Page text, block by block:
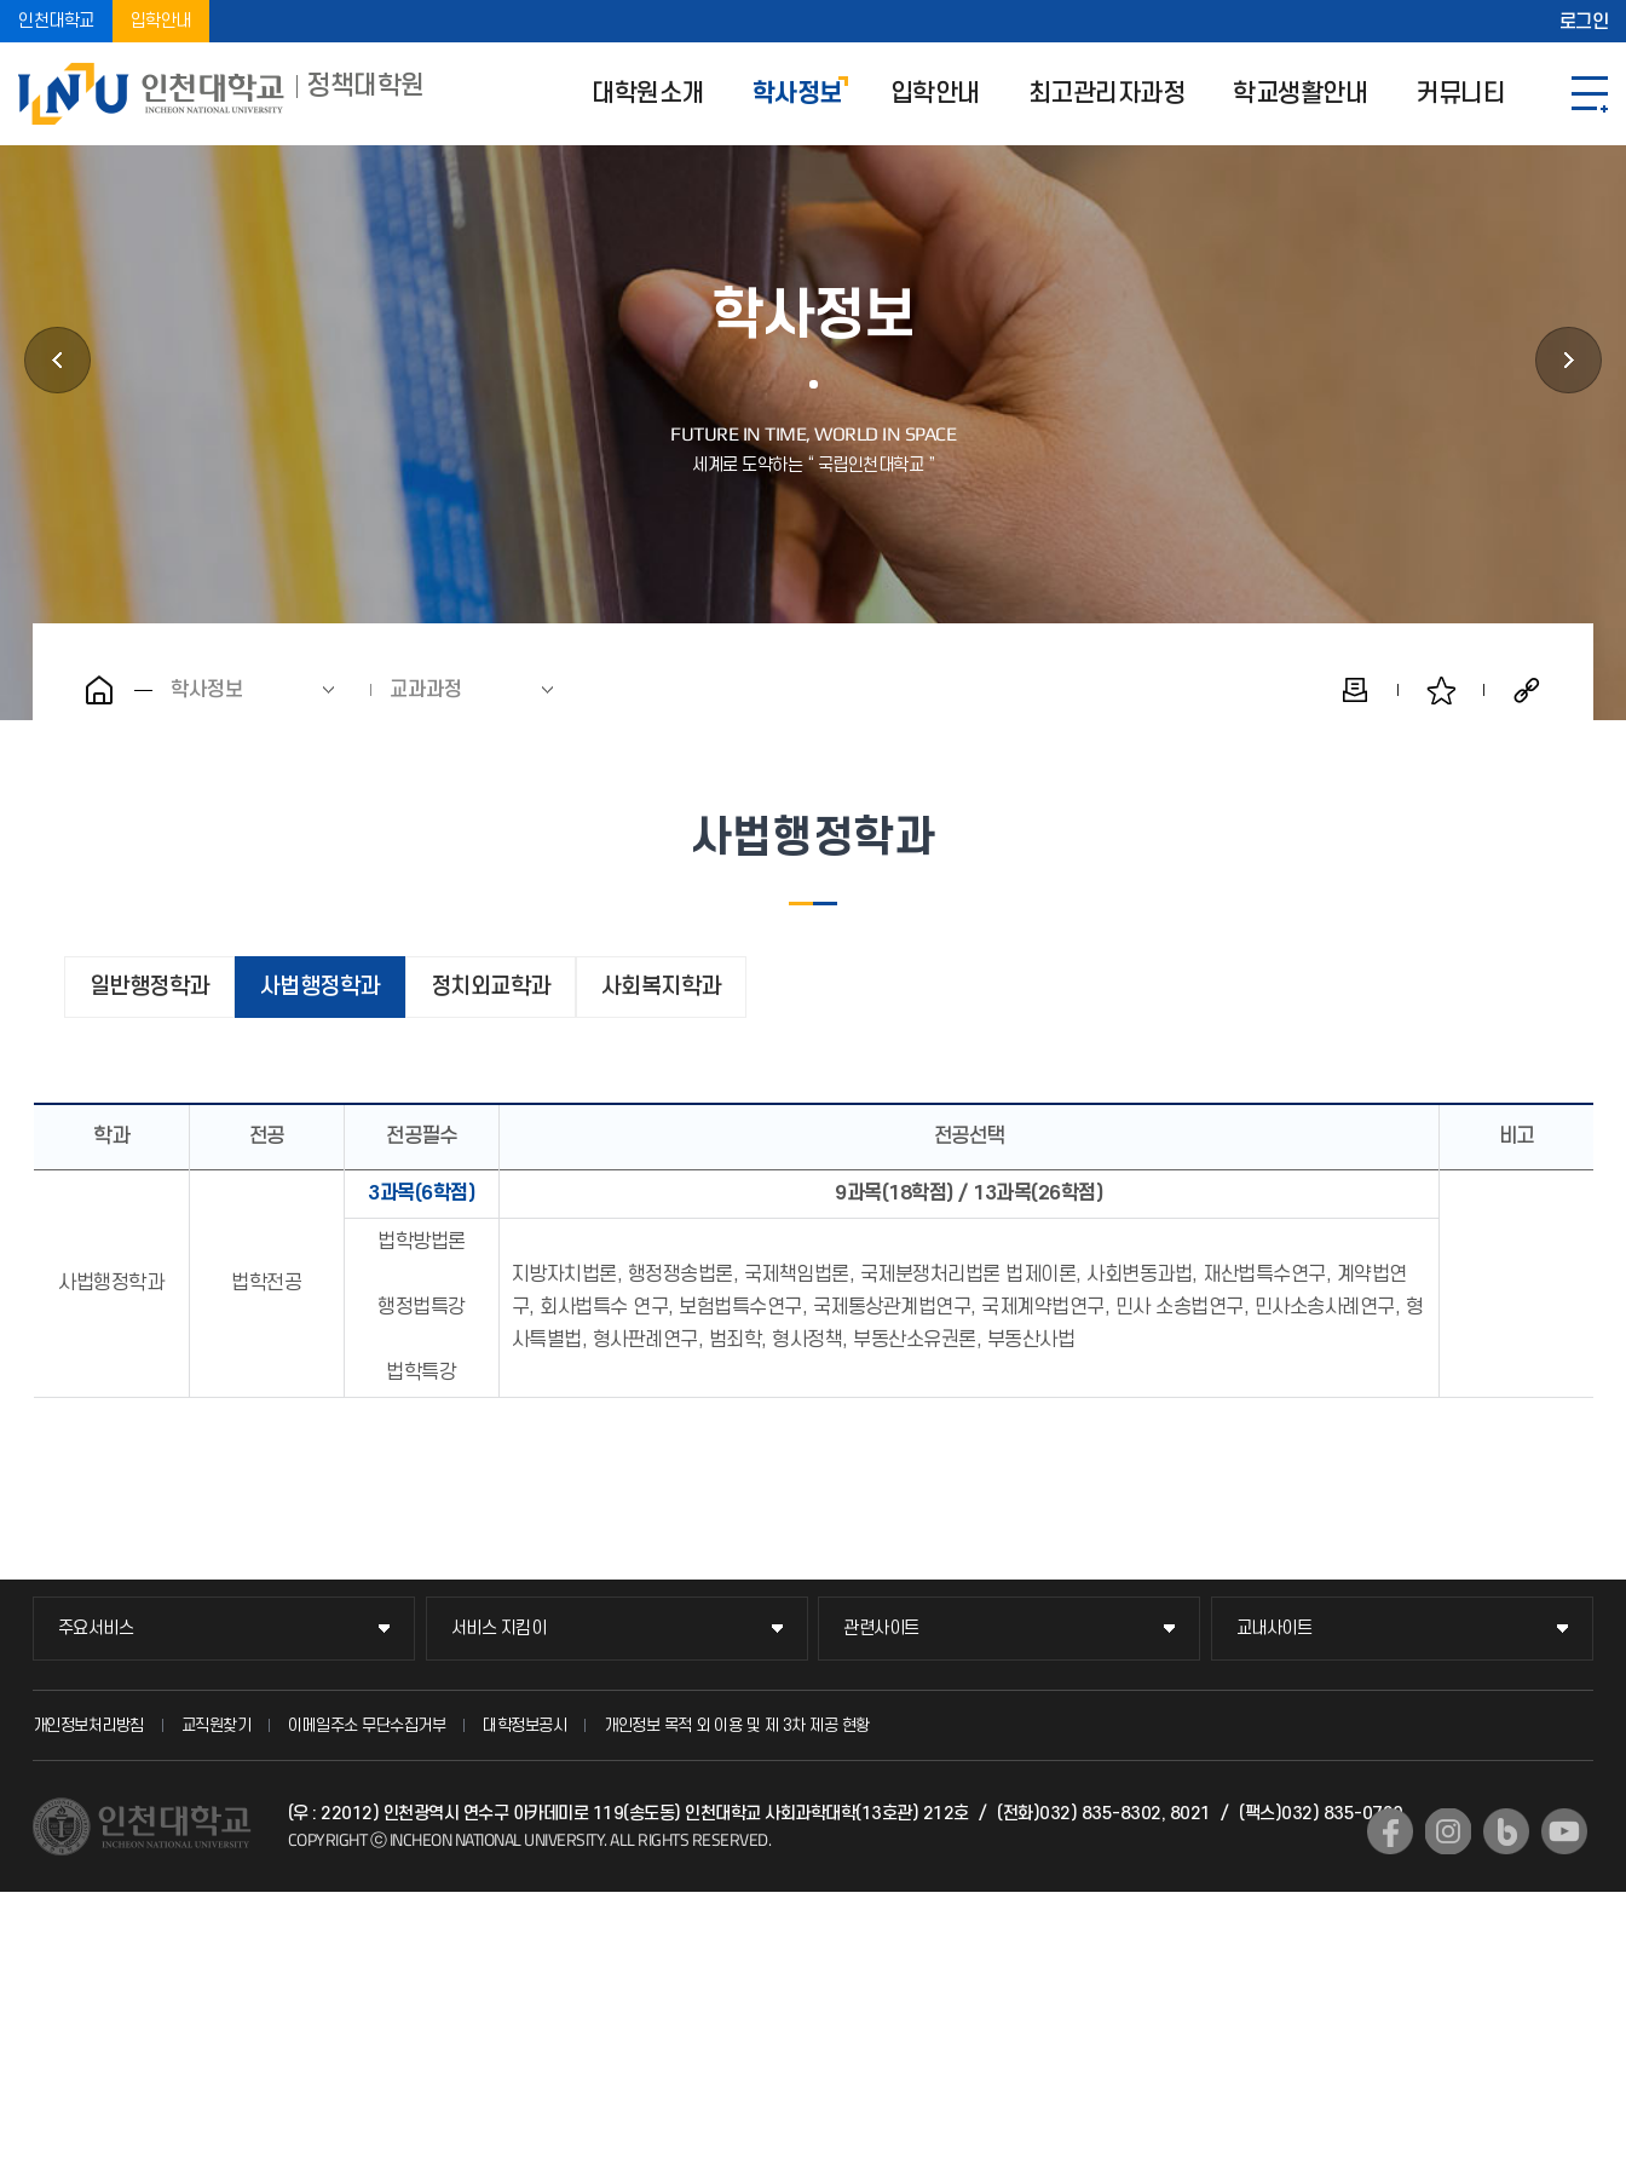
인천대학교 입학안내 로그인
정책대학원 대학원소개 학사정보 입학안내 최고관리자과정 학교생활안내 커뮤니티
학사정보
학사정보 교과과정
사법행정학과
일반행정학과 사법행정학과 정치외교학과 사회복지학과
학과 전공 전공필수 전공선택 비고
사법행정학과 법학전공
3과목(6학점) 9과목(18학점) / 13과목(26학점)
법학방법론
행정법특강
법학특강
지방자치법론, 행정쟁송법론, 국제책임법론, 국제분쟁처리법론 법제이론, 사회변동과법, 재산법특수연구, 계약법연
구, 회사법특수 연구, 보험법특수연구, 국제통상관계법연구, 국제계약법연구, 민사 소송법연구, 민사소송사례연구, 형
사특별법, 형사판례연구, 범죄학, 형사정책, 부동산소유권론, 부동산사법
주요서비스
주요서비스
교무회의방송
시설예약
서비스 지킴이
서비스 지킴이
묻고 답하기
자주 묻는 질문(FAQ)
관련사이트
관련사이트
국방헬프콜
산학협력단
교내사이트
교내사이트
교수회
국제교류과
개인정보처리방침 교직원찾기 이메일주소 무단수집거부 대학정보공시 개인정보 목적 외 이용 및 제 3차 제공 현황
(우 : 22012) 인천광역시 연수구 아카데미로 119(송도동) 인천대학교 사회과학대학(13호관) 212호 / (전화)032) 835-8302, 8021 / (팩스)032) 835-0720
COPYRIGHT ⓒ INCHEON NATIONAL UNIVERSITY.ALL RIGHTS RESERVED.